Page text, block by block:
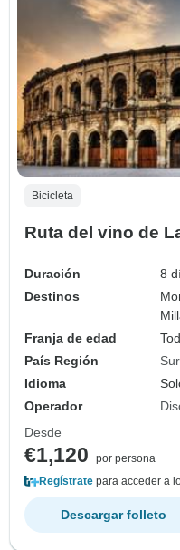
Bicicleta
Ruta del vino de
Duración
8
Destinos
Franja de edad
País Región
Idioma
Operador
Desde
€1,120
por persona
Regístrate para acceder a
Descargar folleto